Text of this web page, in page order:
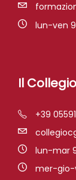
lun-ven
Il Collegio
+39
lun-mar
mer-gio-